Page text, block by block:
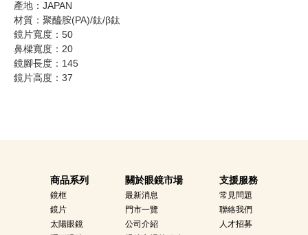
產地：JAPAN
材質：聚醯胺(PA)/鈦/β鈦
鏡片寬度：50
鼻樑寬度：20
鏡腳長度：145
鏡片高度：37
商品系列
鏡框
鏡片
太陽眼鏡
關於眼鏡市場
最新消息
門市一覽
公司介紹
支援服務
常見問題
聯絡我們
人才招募